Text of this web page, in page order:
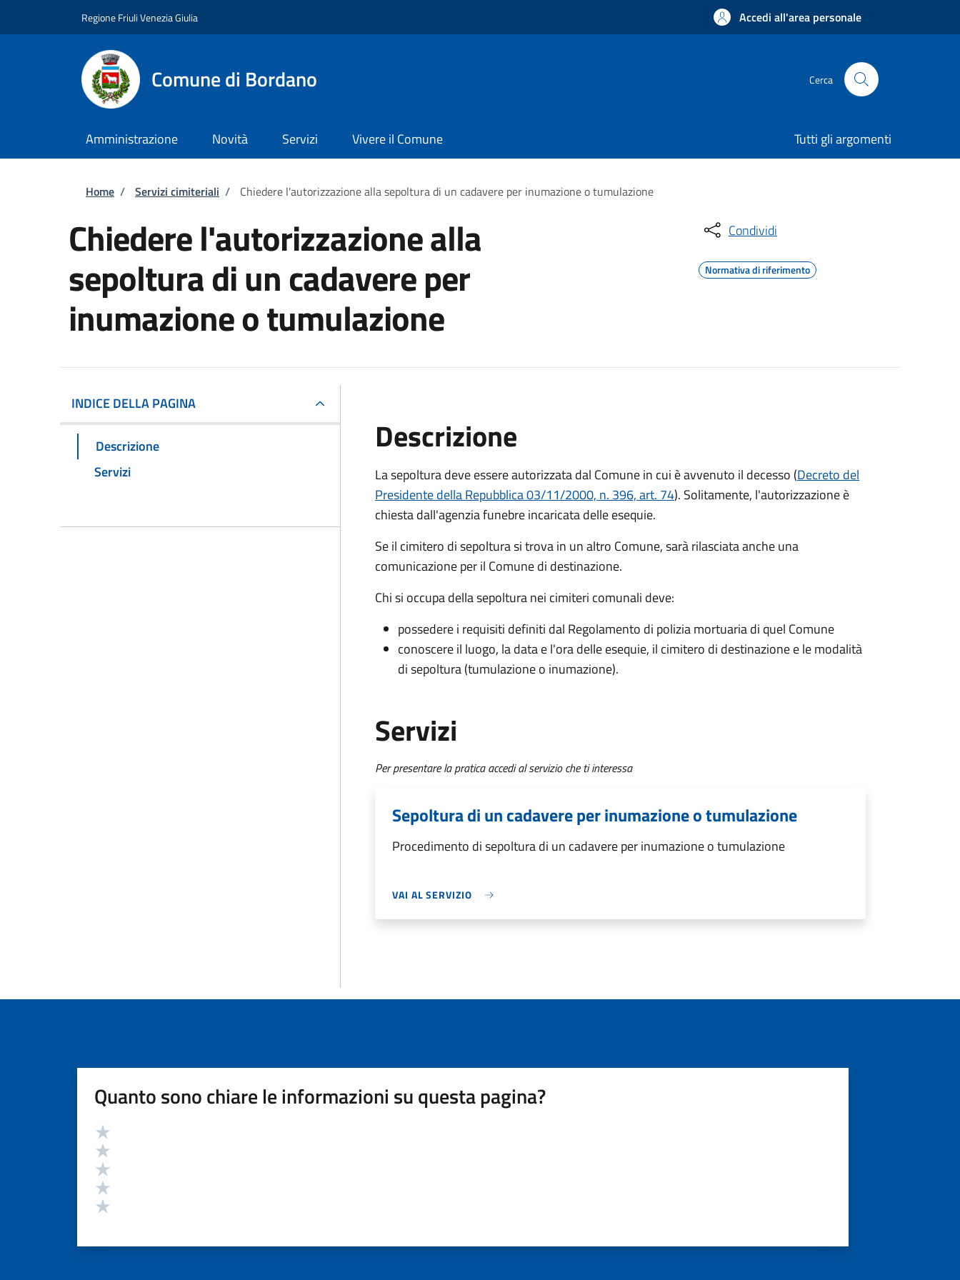
Regione Friuli Venezia Giulia Accedi all'area personale
Comune di Bordano Cerca
Amministrazione Novità Servizi Vivere il Comune Tutti gli argomenti
Briciole di pane
Home / Servizi cimiteriali / Chiedere l'autorizzazione alla sepoltura di un cadavere per inumazione o tumulazione
Chiedere l'autorizzazione alla
sepoltura di un cadavere per
inumazione o tumulazione
Condividi
Normativa di riferimento
INDICE DELLA PAGINA
Descrizione
Servizi
Descrizione
La sepoltura deve essere autorizzata dal Comune in cui è avvenuto il decesso (Decreto del
Presidente della Repubblica 03/11/2000, n. 396, art. 74). Solitamente, l'autorizzazione è
chiesta dall'agenzia funebre incaricata delle esequie.
Se il cimitero di sepoltura si trova in un altro Comune, sarà rilasciata anche una
comunicazione per il Comune di destinazione.
Chi si occupa della sepoltura nei cimiteri comunali deve:
possedere i requisiti definiti dal Regolamento di polizia mortuaria di quel Comune
conoscere il luogo, la data e l'ora delle esequie, il cimitero di destinazione e le modalità
di sepoltura (tumulazione o inumazione).
Servizi
Per presentare la pratica accedi al servizio che ti interessa
Sepoltura di un cadavere per inumazione o tumulazione
Procedimento di sepoltura di un cadavere per inumazione o tumulazione
VAI AL SERVIZIO
Quanto sono chiare le informazioni su questa pagina?
Valutazione